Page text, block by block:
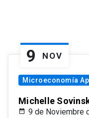
9 NOV
Microeconomía
Michelle
9 de Noviembre